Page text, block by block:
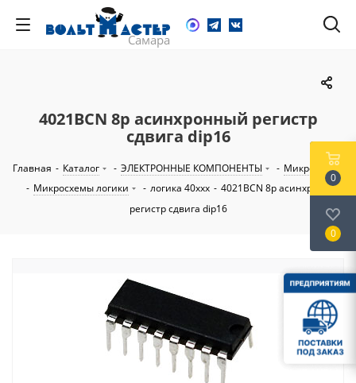
4021BCN 8р асинхронный регистр
сдвига dip16
Главная - Каталог - ЭЛЕКТРОННЫЕ КОМПОНЕНТЫ - Микросхемы
- Микросхемы логики - логика 40ххх - 4021BCN 8р асинхронный
регистр сдвига dip16
0
0